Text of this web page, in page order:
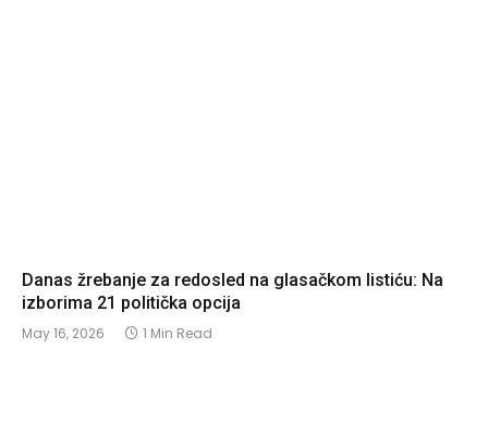
Danas žrebanje za redosled na glasačkom listiću: Na
izborima 21 politička opcija
May 16, 2026 1 Min Read